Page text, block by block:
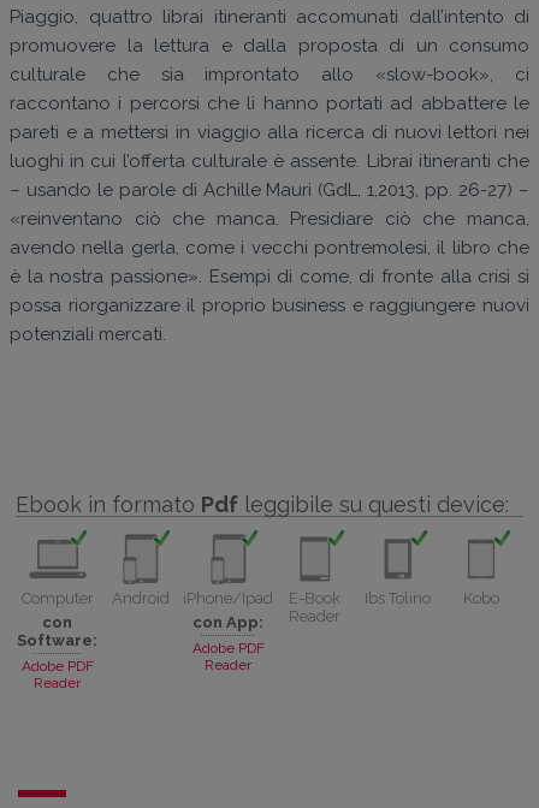
Piaggio, quattro librai itineranti accomunati dall’intento di
promuovere la lettura e dalla proposta di un consumo
culturale che sia improntato allo «slow-book», ci
raccontano i percorsi che li hanno portati ad abbattere le
pareti e a mettersi in viaggio alla ricerca di nuovi lettori nei
luoghi in cui l’offerta culturale è assente. Librai itineranti che
– usando le parole di Achille Mauri (GdL, 1,2013, pp. 26-27) –
«reinventano ciò che manca. Presidiare ciò che manca,
avendo nella gerla, come i vecchi pontremolesi, il libro che
è la nostra passione». Esempi di come, di fronte alla crisi si
possa riorganizzare il proprio business e raggiungere nuovi
potenziali mercati.
Ebook in formato Pdf leggibile su questi device:
Computer
con
Software:
Adobe PDF
Reader
Android
iPhone/Ipad
con App:
Adobe PDF
Reader
E-Book
Reader
Ibs Tolino Kobo